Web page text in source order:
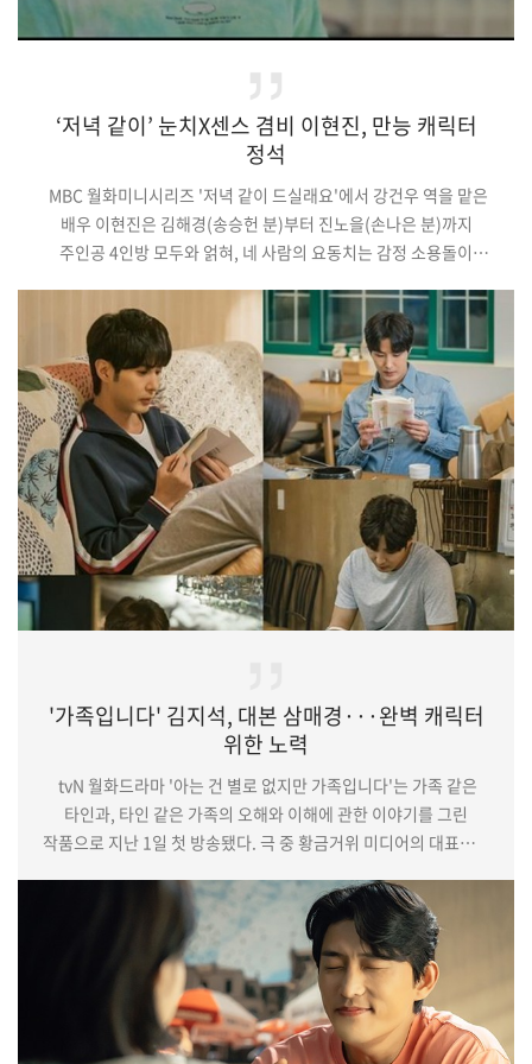
‘저녁 같이’ 눈치X센스 겸비 이현진, 만능 캐릭터
정석
MBC 월화미니시리즈 '저녁 같이 드실래요'에서 강건우 역을 맡은
배우 이현진은 김해경(송승헌 분)부터 진노을(손나은 분)까지
주인공 4인방 모두와 얽혀, 네 사람의 요동치는 감정 소용돌이
디테일하게 전하며 몰입도를 높이고 있다.(중략)이렇듯 이현진은
적재적소에 녹아드는 탄탄한 연기로 유쾌하지만 가볍지는 않은
강건우 캐릭터를 매력적으로 완성시키고 있다. 진폭 넓은 연기를
자유자재로 오가며 극의 재미를 배가하는 이현진의 맞춤 열연에
호평이 더해지고 있는바. 이에 앞으로 펼…
'가족입니다' 김지석, 대본 삼매경···완벽 캐릭터
위한 노력
tvN 월화드라마 '아는 건 별로 없지만 가족입니다'는 가족 같은
타인과, 타인 같은 가족의 오해와 이해에 관한 이야기를 그린
작품으로 지난 1일 첫 방송됐다. 극 중 황금거위 미디어의 대표이자
연기하고 있는 김지석이 매회 캐릭터와 높은 싱크로율을 자랑하며
안방극장의 호평을 얻고 있다. (중략)또한 쉬는 시간에도 끊임없이
대사를 되뇌고 상대 배우와의 리허설을 반복하며 보다 나은 장면을
위해 노력에 노력을 기울이고 있어 눈길을 끈다. 실제로 김지석은
대사…